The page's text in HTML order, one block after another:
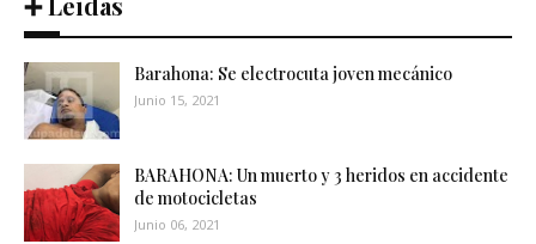
Barahona: Se electrocuta joven mecánico
Junio 15, 2021
BARAHONA: Un muerto y 3 heridos en accidente
de motocicletas
Junio 06, 2021